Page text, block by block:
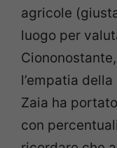
agricole
luogo per
l’empatia
Zaia ha
con percentuali